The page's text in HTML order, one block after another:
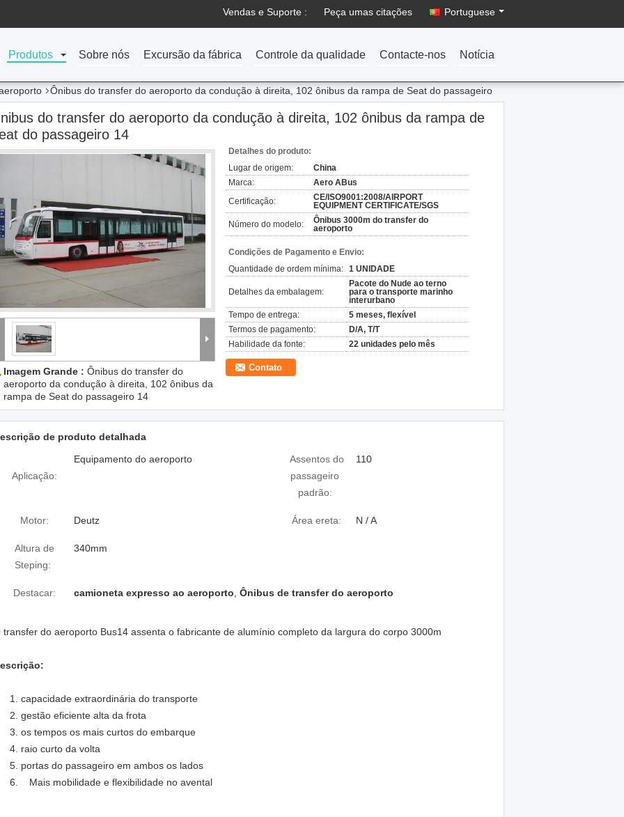
Vendas e Suporte : Peça umas citações Portuguese
Produtos Sobre nós Excursão da fábrica Controle da qualidade Contacte-nos Notícia
Ônibus do transfer do aeroporto da condução à direita, 102 ônibus da rampa de Seat do passageiro
do transfer do aeroporto da condução à direita, 102 ônibus da rampa de
do passageiro 14
Imagem Grande : Ônibus do transfer do
aeroporto da condução à direita, 102 ônibus da
rampa de Seat do passageiro 14
Detalhes do produto:
Lugar de origem:
China
Marca:
Aero ABus
Certificação:
CE/ISO9001:2008/AIRPORT
EQUIPMENT CERTIFICATE/SGS
Número do modelo:
Ônibus 3000m do transfer do
aeroporto
Condições de Pagamento e Envio:
Quantidade de ordem mínima: 1 UNIDADE
Detalhes da embalagem:
Pacote do Nude ao terno
para o transporte marinho
interurbano
Tempo de entrega:
5 meses, flexível
Termos de pagamento:
D/A, T/T
Habilidade da fonte:
22 unidades pelo mês
Contato
de produto detalhada
Aplicação:
Equipamento do aeroporto
Assentos do
passageiro
padrão:
110
Motor: Deutz Área ereta: N / A
Altura de
Steping:
340mm
Destacar: camioneta expresso ao aeroporto Ônibus de transfer do aeroporto
transfer do aeroporto Bus14 assenta o fabricante de alumínio completo da largura do corpo 3000m
1. capacidade extraordinária do transporte
2. gestão eficiente alta da frota
3. os tempos os mais curtos do embarque
4. raio curto da volta
5. portas do passageiro em ambos os lados
6. Mais mobilidade e flexibilidade no avental